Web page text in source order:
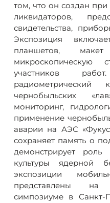
том, что он создан
ликвидаторов,
свидетельства,
Экспозиция
планшетов,
микроскопическую
участников
радиометрический
чернобыльских
мониторинг,
применение
аварии на АЭС
сохраняет память о
демонстрирует
культуры ядерной
экспозиции
представлены
симпозиуме в Санкт-